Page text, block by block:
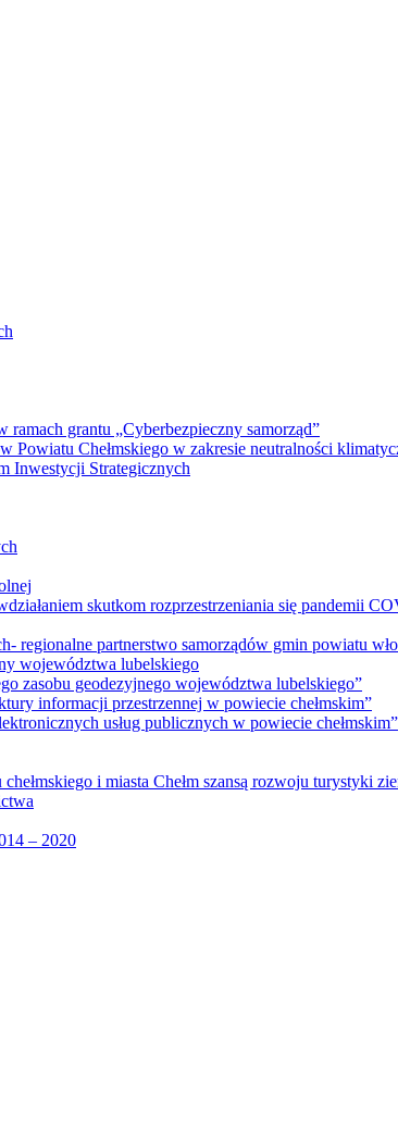
ramach grantu „Cyberbezpieczny samorząd”
Powiatu Chełmskiego w zakresie neutralności
Inwestycji Strategicznych
skutkom rozprzestrzeniania się pandemii
regionalne partnerstwo samorządów gmin powiatu
województwa lubelskiego
zasobu geodezyjnego województwa lubelskiego”
informacji przestrzennej w powiecie chełmskim”
usług publicznych w powiecie chełmskim”
i miasta Chełm szansą rozwoju turystyki
– 2020